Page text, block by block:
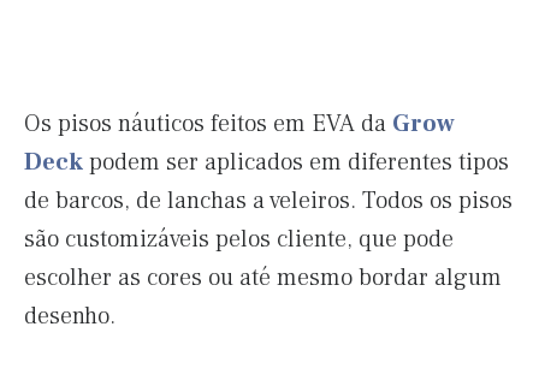
Os pisos náuticos feitos em EVA da Grow
Deckpodem ser aplicados em diferentes tipos
de barcos, de lanchas a veleiros. Todos os pisos
são customizáveis pelos cliente, que pode
escolher as cores ou até mesmo bordar algum
desenho.